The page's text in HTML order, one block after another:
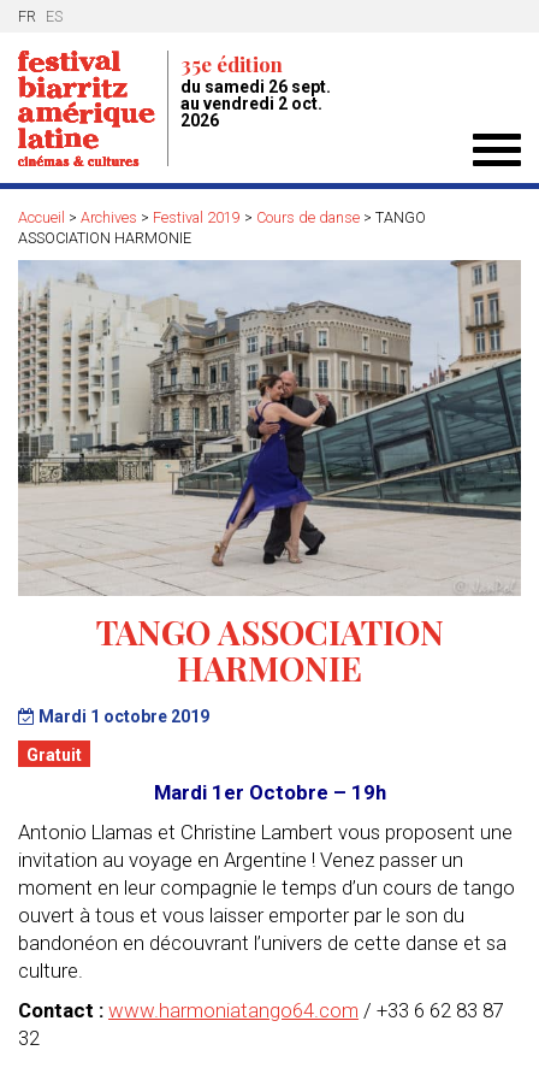
FR ES
35e édition
du samedi 26 sept.
au vendredi 2 oct.
2026
Accueil > Archives > Festival 2019 > Cours de danse > TANGO
ASSOCIATION HARMONIE
TANGO ASSOCIATION
HARMONIE
Mardi 1 octobre 2019
Gratuit
Mardi 1er Octobre – 19h
Antonio Llamas et Christine Lambert vous proposent une
invitation au voyage en Argentine ! Venez passer un
moment en leur compagnie le temps d’un cours de tango
ouvert à tous et vous laisser emporter par le son du
bandonéon en découvrant l’univers de cette danse et sa
culture.
Contact : www.harmoniatango64.com / +33 6 62 83 87
32